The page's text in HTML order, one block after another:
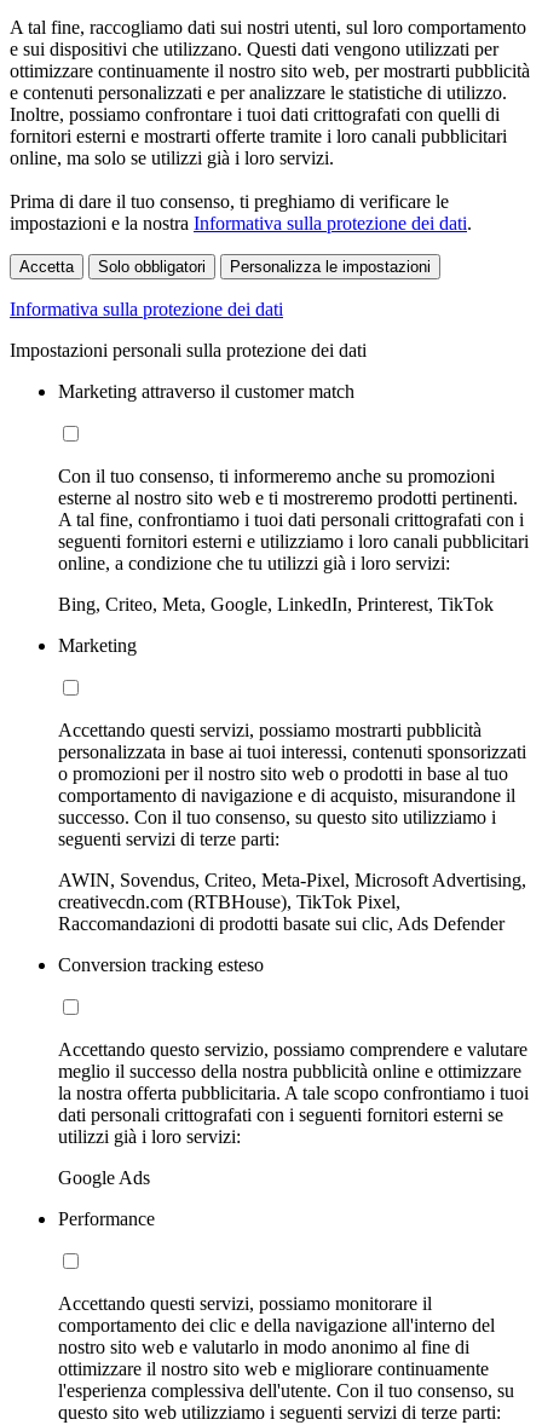
A tal fine, raccogliamo dati sui nostri utenti, sul loro comportamento
e sui dispositivi che utilizzano. Questi dati vengono utilizzati per
ottimizzare continuamente il nostro sito web, per mostrarti pubblicità
e contenuti personalizzati e per analizzare le statistiche di utilizzo.
Inoltre, possiamo confrontare i tuoi dati crittografati con quelli di
fornitori esterni e mostrarti offerte tramite i loro canali pubblicitari
online, ma solo se utilizzi già i loro servizi.
Prima di dare il tuo consenso, ti preghiamo di verificare le
impostazioni e la nostra Informativa sulla protezione dei dati.
Accetta Solo obbligatori Personalizza le impostazioni
Informativa sulla protezione dei dati
Impostazioni personali sulla protezione dei dati
Marketing attraverso il customer match
Con il tuo consenso, ti informeremo anche su promozioni
esterne al nostro sito web e ti mostreremo prodotti pertinenti.
A tal fine, confrontiamo i tuoi dati personali crittografati con i
seguenti fornitori esterni e utilizziamo i loro canali pubblicitari
online, a condizione che tu utilizzi già i loro servizi:
Bing, Criteo, Meta, Google, LinkedIn, Printerest, TikTok
Marketing
Accettando questi servizi, possiamo mostrarti pubblicità
personalizzata in base ai tuoi interessi, contenuti sponsorizzati
o promozioni per il nostro sito web o prodotti in base al tuo
comportamento di navigazione e di acquisto, misurandone il
successo. Con il tuo consenso, su questo sito utilizziamo i
seguenti servizi di terze parti:
AWIN, Sovendus, Criteo, Meta-Pixel, Microsoft Advertising,
creativecdn.com (RTBHouse), TikTok Pixel,
Raccomandazioni di prodotti basate sui clic, Ads Defender
Conversion tracking esteso
Accettando questo servizio, possiamo comprendere e valutare
meglio il successo della nostra pubblicità online e ottimizzare
la nostra offerta pubblicitaria. A tale scopo confrontiamo i tuoi
dati personali crittografati con i seguenti fornitori esterni se
utilizzi già i loro servizi:
Google Ads
Performance
Accettando questi servizi, possiamo monitorare il
comportamento dei clic e della navigazione all'interno del
nostro sito web e valutarlo in modo anonimo al fine di
ottimizzare il nostro sito web e migliorare continuamente
l'esperienza complessiva dell'utente. Con il tuo consenso, su
questo sito web utilizziamo i seguenti servizi di terze parti: